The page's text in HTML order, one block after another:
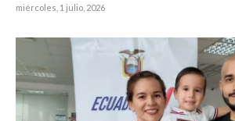
miércoles, 1 julio, 2026